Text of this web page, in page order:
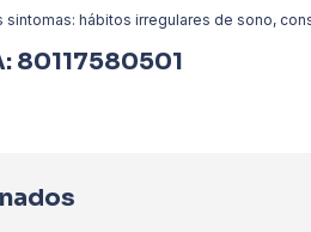
sintomas: hábitos irregulares de sono,
80117580501